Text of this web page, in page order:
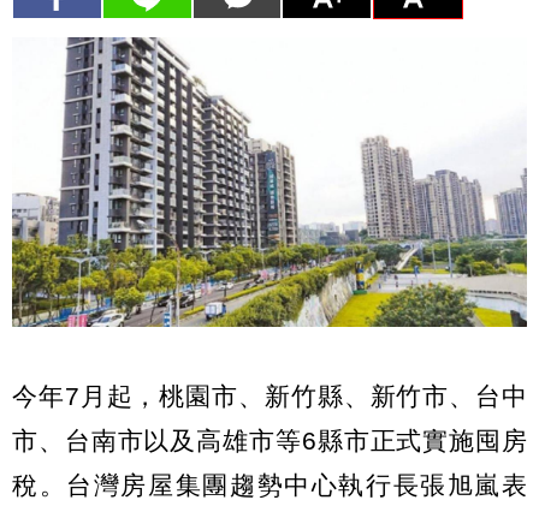
今年7月起，桃園市、新竹縣、新竹市、台中
市、台南市以及高雄市等6縣市正式實施囤房
稅。台灣房屋集團趨勢中心執行長張旭嵐表